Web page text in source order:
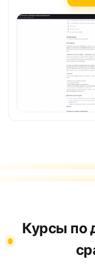
Курсы по